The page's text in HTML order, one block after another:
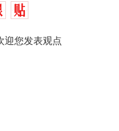
迎您发表观点